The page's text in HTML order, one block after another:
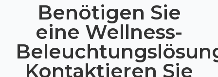
Benötigen Sie
eine Wellness-
Kontaktieren Sie